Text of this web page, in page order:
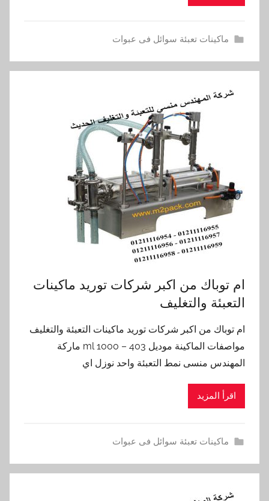
ماكينات تعبئة سوائل فى عبوات
ام توباك من اكبر شركات توريد ماكينات
التعبئة والتغليف
ام توباك من اكبر شركات توريد ماكينات التعبئة والتغليف
مواصفات الماكينة موديل 403 – 1000 ml ماركة
المهندس منسى نمط التعبئة واحد نوزل اي
اقرأ المزيد
ماكينات تعبئة سوائل فى عبوات